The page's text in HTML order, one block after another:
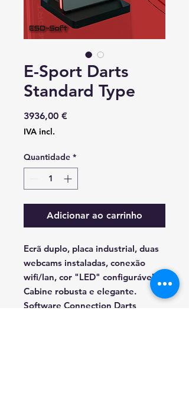
E-Sport Darts
Standard Type
3936,00 €
IVA incl.
Quantidade *
Adicionar ao carrinho
Ecrã duplo, placa industrial, duas
webcams instaladas, conexão
wifi/lan, cor "LED" configurável.
Cabine robusta e elegante.
Software Connection Darts